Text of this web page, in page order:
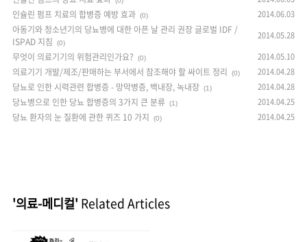
인슐린 펌프 치료의 합병증 예방 효과 (0) 2014.06.03
아동기와 청소년기의 당뇨병에 대한 아픈 날 관리 권장 글로벌 IDF /
ISPAD 지침
(0)
2014.05.28
무엇이 의료기기의 위험관리인가요? (0) 2014.05.10
의료기기 개발/제조/판매하는 부서에서 참조해야 할 싸이트 정리 (0) 2014.04.28
당뇨로 인한 시력관련 합병증 - 망막병증, 백내장, 녹내장 (1) 2014.04.28
당뇨병으로 인한 당뇨 합병증의 3가지 큰 분류 (1) 2014.04.25
당뇨 환자의 눈 질환에 관한 퀴즈 10 가지 (0) 2014.04.25
'의료-메디컬' Related Articles